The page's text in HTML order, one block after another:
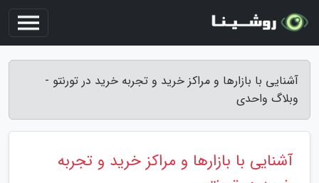
آشنایی با بازارها و مراکز خرید و تجربه خرید در تورنتو -
وبلاگ واحدی
آشنایی با بازارها و مراکز خرید و تجربه